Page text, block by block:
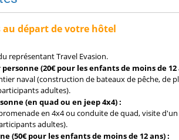
départ de votre hôtel
représentant Travel Evasion.
(20€ pour les enfants de moins de 12
naval (construction de bateaux de pêche, de
adultes).
(en quad ou en jeep 4x4) :
en 4x4 ou conduite de quad, visite
adultes).
(50€ pour les enfants de moins de 12 ans) :